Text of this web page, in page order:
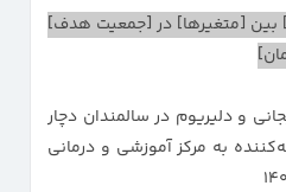
بین [متغیرها] در [جمعیت هدف]
و دلیریوم در سالمندان دچار
به مرکز آموزشی و درمانی